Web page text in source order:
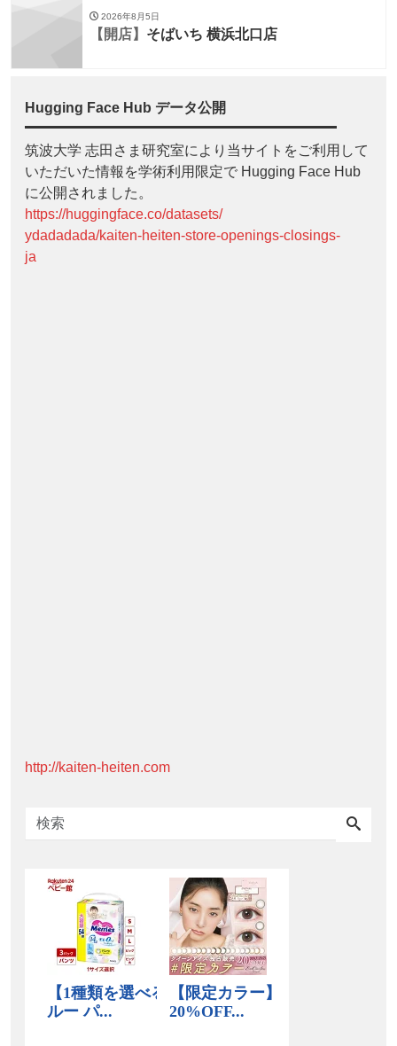
2026年8月5日
【開店】 そばいち 横浜北口店
Hugging Face Hub データ公開
筑波大学 志田さま研究室により当サイトをご利用して
いただいた情報を学術利用限定で Hugging Face Hub
に公開されました。
https://huggingface.co/datasets/
ydadadada/kaiten-heiten-store-openings-closings-
ja
http://kaiten-heiten.com